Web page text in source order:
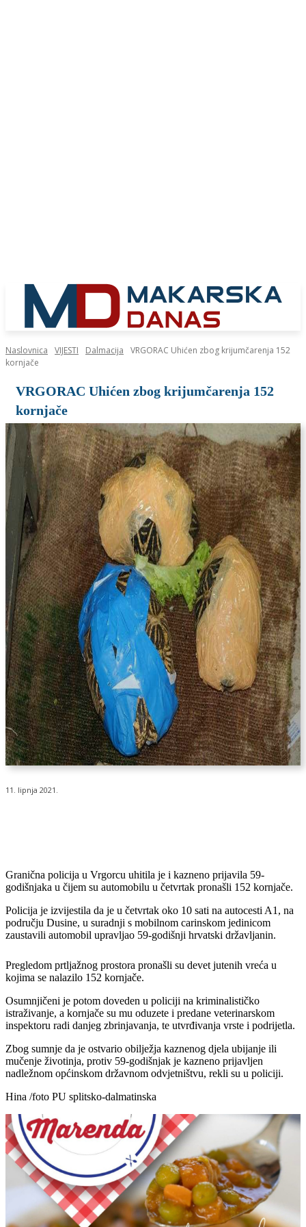
Naslovnica VIJESTI Dalmacija
VRGORAC Uhićen zbog krijumčarenja 152
kornjače
VRGORAC Uhićen zbog krijumčarenja 152
kornjače
11. lipnja 2021.
Granična policija u Vrgorcu uhitila je i kazneno prijavila 59-
godišnjaka u čijem su automobilu u četvrtak pronašli 152 kornjače.
Policija je izvijestila da je u četvrtak oko 10 sati na autocesti A1, na
području Dusine, u suradnji s mobilnom carinskom jedinicom
zaustavili automobil upravljao 59-godišnji hrvatski državljanin.
Pregledom prtljažnog prostora pronašli su devet jutenih vreća u
kojima se nalazilo 152 kornjače.
Osumnjičeni je potom doveden u policiji na kriminalističko
istraživanje, a kornjače su mu oduzete i predane veterinarskom
inspektoru radi danjeg zbrinjavanja, te utvrđivanja vrste i podrijetla.
Zbog sumnje da je ostvario obilježja kaznenog djela ubijanje ili
mučenje životinja, protiv 59-godišnjak je kazneno prijavljen
nadležnom općinskom državnom odvjetništvu, rekli su u policiji.
Hina /foto PU splitsko-dalmatinska